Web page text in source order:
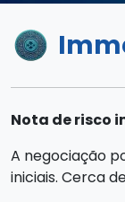
Nota de risco
A negociação
iniciais. Cerca